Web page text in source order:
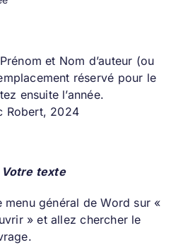
et Nom d’auteur (ou
réservé pour le
ensuite l’année.
Robert, 2024
Votre texte
menu général de Word sur «
» et allez chercher le